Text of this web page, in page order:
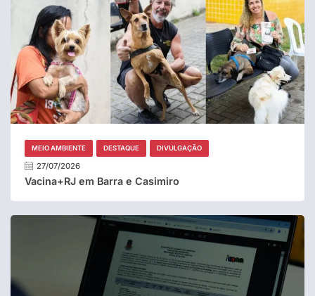
MEIO AMBIENTE DESTAQUE DIVULGAÇÃO
27/07/2026
Vacina+RJ em Barra e Casimiro